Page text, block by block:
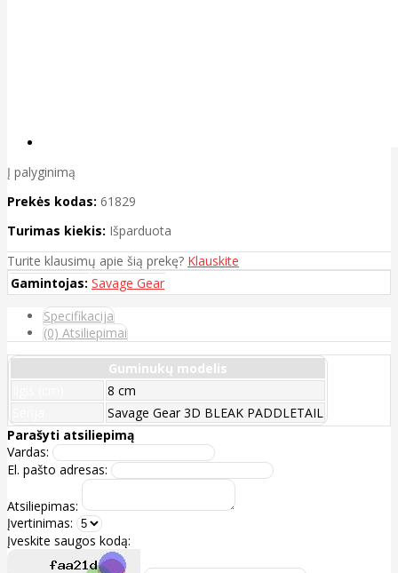
Į palyginimą
Prekės kodas: 61829
Turimas kiekis: Išparduota
Turite klausimų apie šią prekę? Klauskite
Gamintojas: Savage Gear
Specifikacija
(0) Atsiliepimai
Guminukų modelis
8 cm
Savage Gear 3D BLEAK PADDLETAIL
Parašyti atsiliepimą
Vardas:
El. pašto adresas:
Atsiliepimas:
Įvertinimas:
Įveskite saugos kodą: